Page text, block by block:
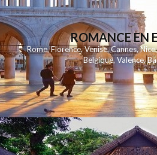
ROMANCE EN
Rome,Florence,Venise,Cannes,Nice
Belgique,Valence,